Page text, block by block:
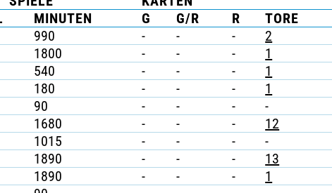
MINUTEN G G/R R TORE
990 - - - 2
1800 - - - 1
540 - - - 1
180 - - - 1
90 - - - -
1680 - - - 12
1015 - - - -
1890 - - - 13
1890 - - - 1